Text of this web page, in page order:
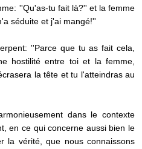
''Qu'as-tu fait là?'' et la femme
séduite et j'ai mangé!''
''Parce que tu as fait cela,
hostilité entre toi et la femme,
la tête et tu l'atteindras au
dans le contexte
en ce qui concerne aussi bien le
la vérité, que nous connaissons